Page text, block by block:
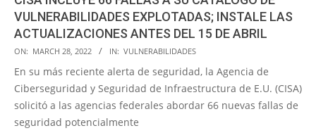
VULNERABILIDADES EXPLOTADAS; INSTALE LAS
ACTUALIZACIONES ANTES DEL 15 DE ABRIL
2022-
03-
28
ON: MARCH 28, 2022 IN: VULNERABILIDADES
En su más reciente alerta de seguridad, la Agencia de
Ciberseguridad y Seguridad de Infraestructura de E.U. (CISA)
solicitó a las agencias federales abordar 66 nuevas fallas de
seguridad potencialmente